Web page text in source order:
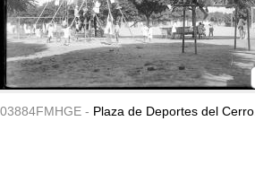
03884FMHGE - Plaza de Deportes del Cerro.